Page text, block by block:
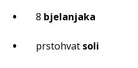
8 bjelanjaka
prstohvat soli